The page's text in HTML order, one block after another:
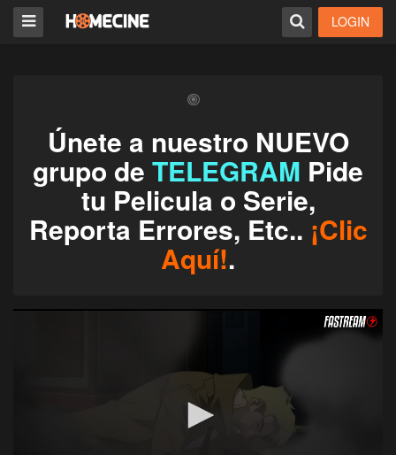
LOGIN
Únete a nuestro NUEVO
grupo de TELEGRAM Pide
tu Pelicula o Serie,
Reporta Errores, Etc.. ¡Clic
Aquí!.